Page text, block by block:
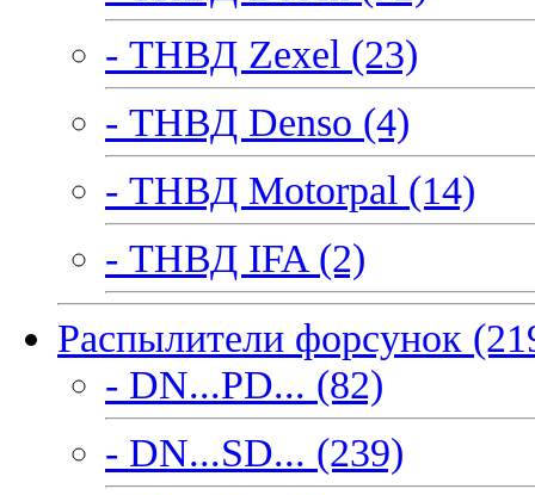
- ТНВД Zexel (23)
- ТНВД Denso (4)
- ТНВД Motorpal (14)
- ТНВД IFA (2)
Распылители форсунок
- DN...PD... (82)
- DN...SD... (239)